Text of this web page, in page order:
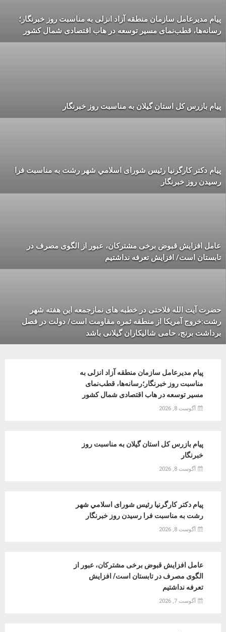
پیام مدیرعامل سازمان منطقه آزاد انزلی به مناسبت روز خبرنگار؛
رسانه‌ها، قطب‌نمای مسیر توسعه در هاب اقتصادی شمال كشور
پیام بازرس کل استان گیلان به مناسبت روز خبرنگار
پیام دکتر کارگرنیا رئیس شورای اسلامي شهر رشت به مناسبت فرا
رسیدن روز خبرنگار
عامل افزایش قبوض برخی مشترکان، عبور از الگوی مصرف در
تابستان است/ افزایش تعرفه نداشتیم
حضرت آیت الله فلاحتی در خطبه های نمازجمعه این هفته شهر
رشت:خروج آمریکا از منطقه ثمره مقاومت است/ دولت در فصل
برداشت برنج، حامی شالیکاران گیلانی باشد
پیام مدیرعامل سازمان منطقه آزاد انزلی به
مناسبت روز خبرنگار؛رسانه‌ها، قطب‌نمای
مسیر توسعه در هاب اقتصادی شمال كشور
آگوست 8, 2026
پیام بازرس کل استان گیلان به مناسبت روز
خبرنگار
آگوست 8, 2026
پیام دکتر کارگرنیا رئیس شورای اسلامي شهر
رشت به مناسبت فرا رسیدن روز خبرنگار
آگوست 8, 2026
عامل افزایش قبوض برخی مشترکان، عبور از
الگوی مصرف در تابستان است/ افزایش
تعرفه نداشتیم
آگوست 7, 2026